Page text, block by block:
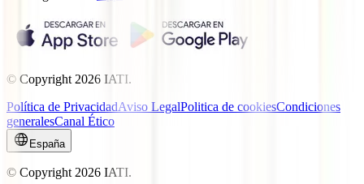
© Copyright 2026 IATI.
Política de PrivacidadAviso LegalPolitica de cookiesCondiciones
generalesCanal Ético
España
© Copyright 2026 IATI.